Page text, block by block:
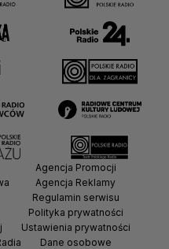
Agencja Promocji
Agencja Reklamy
Regulamin serwisu
Polityka prywatności
Ustawienia prywatności
Dane osobowe